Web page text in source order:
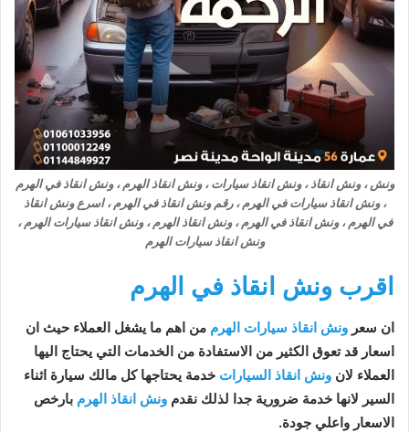
ونش ، ونش انقاذ ، ونش انقاذ سيارات ، ونش انقاذ الهرم ، ونش انقاذ في الهرم
، ونش انقاذ سيارات في الهرم ، رقم ونش انقاذ في الهرم ، اسرع ونش انقاذ
في الهرم ، ونش انقاذ في الهرم ، ونش انقاذ الهرم ، ونش انقاذ سيارات الهرم ،
ونش انقاذ سيارات الهرم
اقرب ونش انقاذ في الهرم
ان سعر ونش انقاذ سيارات الهرم من اهم ما يشغل العملاء حيث ان
اسعار قد تعوق الكثير من الاستفادة من الخدمات التي يحتاج اليها
العملاء لان ونش انقاذ السيارات خدمة يحتاجها كل مالك سيارة اثناء
السير لانها خدمة ضرورية جدا لذلك نقدم ونش انقاذ الهرم بارخص
الاسعار واعلي جودة.